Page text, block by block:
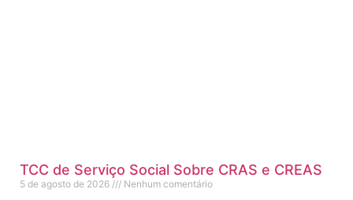
TCC de Serviço Social Sobre CRAS e CREAS
5 de agosto de 2026 Nenhum comentário